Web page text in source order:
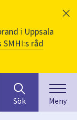
i Uppsala
SMHI:s råd
efter
innehåll
på
Sök Meny